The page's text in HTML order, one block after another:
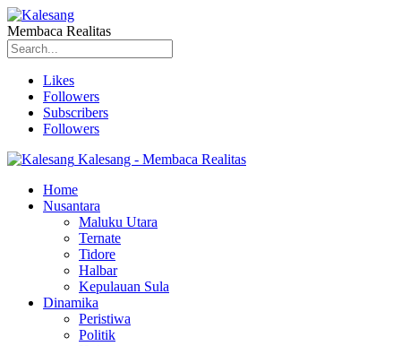
Membaca Realitas
Likes
Followers
Subscribers
Followers
Kalesang - Membaca Realitas
Home
Nusantara
Maluku Utara
Ternate
Tidore
Halbar
Kepulauan Sula
Dinamika
Peristiwa
Politik